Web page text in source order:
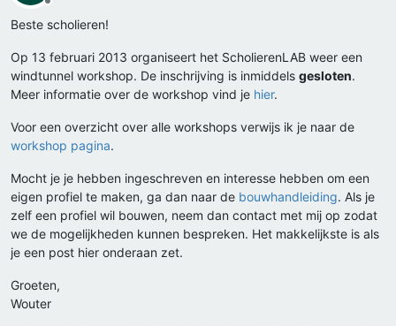
Offline
Beste scholieren!
Op 13 februari 2013 organiseert het ScholierenLAB weer een
windtunnel workshop. De inschrijving is inmiddels gesloten.
Meer informatie over de workshop vind je hier.
Voor een overzicht over alle workshops verwijs ik je naar de
workshop pagina.
Mocht je je hebben ingeschreven en interesse hebben om een
eigen profiel te maken, ga dan naar de bouwhandleiding. Als je
zelf een profiel wil bouwen, neem dan contact met mij op zodat
we de mogelijkheden kunnen bespreken. Het makkelijkste is als
je een post hier onderaan zet.
Groeten,
Wouter